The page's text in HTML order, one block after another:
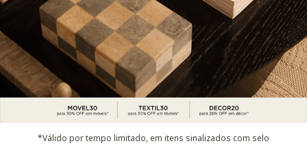
*Válido por tempo limitado, em itens sinalizados com selo